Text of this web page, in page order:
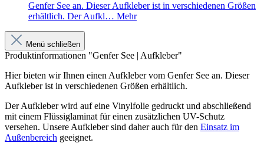
Genfer See an. Dieser Aufkleber ist in verschiedenen Größen
erhältlich. Der Aufkl… Mehr
Menü schließen
Produktinformationen "Genfer See | Aufkleber"
Hier bieten wir Ihnen einen Aufkleber vom Genfer See an. Dieser
Aufkleber ist in verschiedenen Größen erhältlich.
Der Aufkleber wird auf eine Vinylfolie gedruckt und abschließend
mit einem Flüssiglaminat für einen zusätzlichen UV-Schutz
versehen. Unsere Aufkleber sind daher auch für den Einsatz im
Außenbereich geeignet.